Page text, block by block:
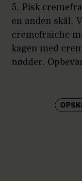
5. Pisk
en anden skål.
cremefraiche
kagen med
nødder.